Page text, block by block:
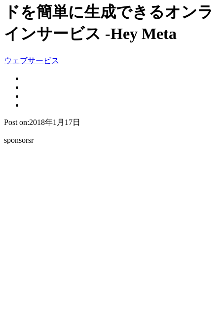
ドを簡単に生成できるオンラ
インサービス -Hey Meta
ウェブサービス
Post on:2018年1月17日
sponsorsr